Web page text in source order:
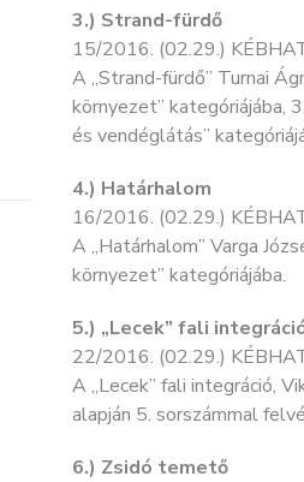
3.) Strand-fürdő
15/2016. (02.29.)
A „Strand-fürdő” Turnai
környezet” kategóriájába,
és vendéglátás”
4.) Határhalom
16/2016. (02.29.)
A „Határhalom” Varga
környezet” kategóriájába.
5.) „Lecek” fali
22/2016. (02.29.)
A „Lecek” fali integráció,
alapján 5. sorszámmal
6.) Zsidó temető